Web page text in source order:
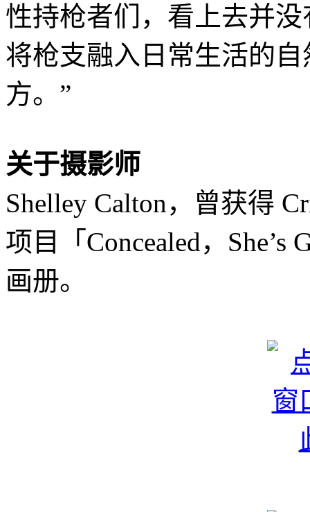
性持枪者们，看上去并
将枪支融入日常生活的
方。”
关于摄影师
Shelley Calton，曾获得
项目「Concealed，
画册。